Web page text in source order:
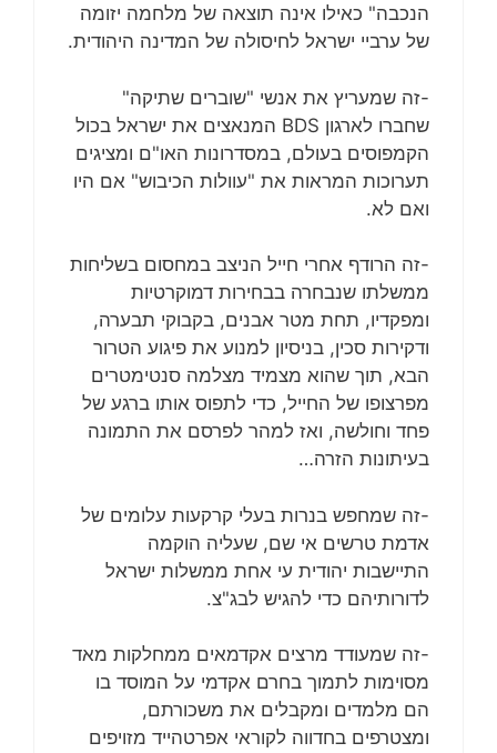
הנכבה" כאילו אינה תוצאה של מלחמה יזומה
של ערביי ישראל לחיסולה של המדינה היהודית.
-זה שמעריץ את אנשי "שוברים שתיקה"
שחברו לארגון BDS המנאצים את ישראל בכול
הקמפוסים בעולם, במסדרונות האו"ם ומציגים
תערוכות המראות את "עוולות הכיבוש" אם היו
ואם לא.
-זה הרודף אחרי חייל הניצב במחסום בשליחות
ממשלתו שנבחרה בבחירות דמוקרטיות
ומפקדיו, תחת מטר אבנים, בקבוקי תבערה,
ודקירות סכין, בניסיון למנוע את פיגוע הטרור
הבא, תוך שהוא מצמיד מצלמה סנטימטרים
מפרצופו של החייל, כדי לתפוס אותו ברגע של
פחד וחולשה, ואז למהר לפרסם את התמונה
בעיתונות הזרה…
-זה שמחפש בנרות בעלי קרקעות עלומים של
אדמת טרשים אי שם, שעליה הוקמה
התיישבות יהודית עי אחת ממשלות ישראל
לדורותיהם כדי להגיש לבג"צ.
-זה שמעודד מרצים אקדמאים ממחלקות מאד
מסוימות לתמוך בחרם אקדמי על המוסד בו
הם מלמדים ומקבלים את משכורתם,
ומצטרפים בחדווה לקוראי אפרטהייד מזויפים